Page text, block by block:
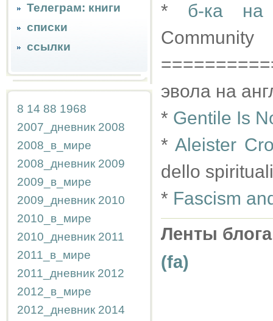
Телеграм: книги
списки
ссылки
8 14 88 1968
2007_дневник 2008
2008_в_мире
2008_дневник 2009
2009_в_мире
2009_дневник 2010
2010_в_мире
2010_дневник 2011
2011_в_мире
2011_дневник 2012
2012_в_мире
2012_дневник 2014
* б-ка на
Community
эвола на
* Gentile Is
*Aleister
dello
* Fascism
Ленты
(fa)